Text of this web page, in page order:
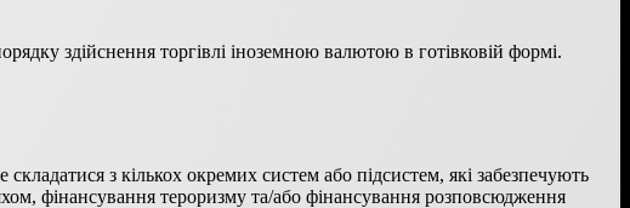
здійснення торгівлі іноземною валютою в готівковій формі.
з кількох окремих систем або підсистем, які забезпечують
фінансування тероризму та/або фінансування розповсюдження